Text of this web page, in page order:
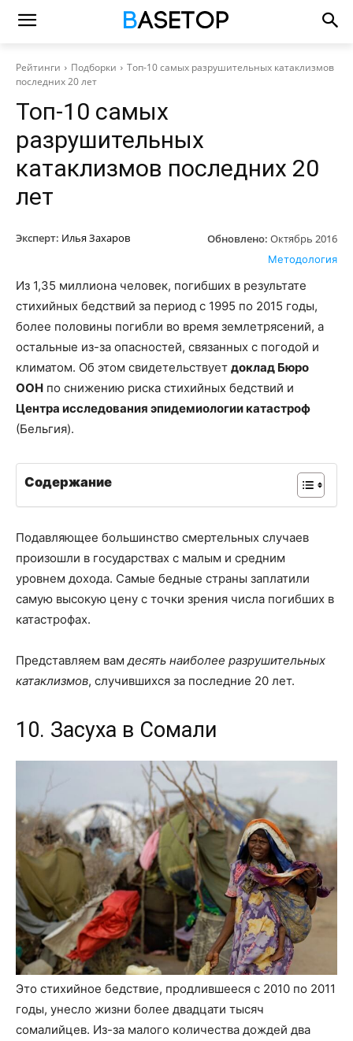
Рейтинги Подборки
Топ-10 самых разрушительных катаклизмов
последних 20 лет
Топ-10 самых
разрушительных
катаклизмов последних 20
лет
Эксперт: Илья Захаров Обновлено: Октябрь 2016
Методология
Из 1,35 миллиона человек, погибших в результате
стихийных бедствий за период с 1995 по 2015 годы,
более половины погибли во время землетрясений, а
остальные из-за опасностей, связанных с погодой и
климатом. Об этом свидетельствует доклад Бюро
ООН по снижению риска стихийных бедствий и
Центра исследования эпидемиологии катастроф
(Бельгия).
Содержание
Подавляющее большинство смертельных случаев
произошли в государствах с малым и средним
уровнем дохода. Самые бедные страны заплатили
самую высокую цену с точки зрения числа погибших в
катастрофах.
Представляем вам десять наиболее разрушительных
катаклизмов, случившихся за последние 20 лет.
10. Засуха в Сомали
Это стихийное бедствие, продлившееся с 2010 по 2011
годы, унесло жизни более двадцати тысяч
сомалийцев. Из-за малого количества дождей два